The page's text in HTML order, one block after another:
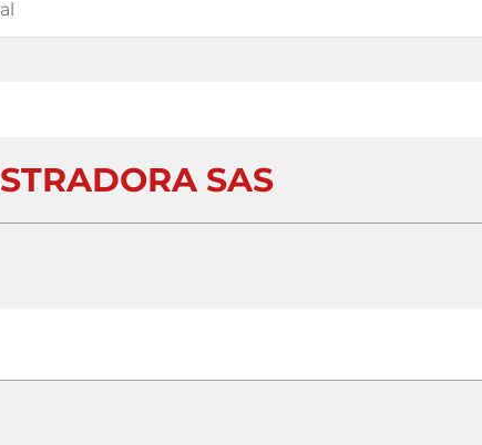
SAS